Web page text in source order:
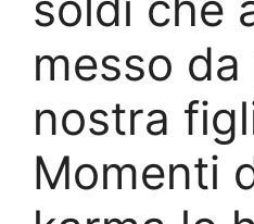
messo
nostra
Momenti